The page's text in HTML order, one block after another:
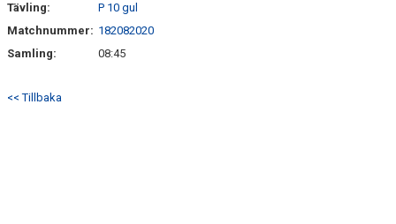
BILDGALLERI
Tävling:
P 10 gul
Matchnummer: 182082020
Samling:
08:45
<< Tillbaka